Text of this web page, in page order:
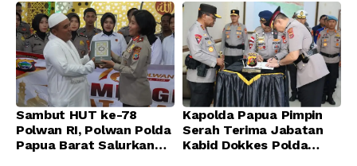
Sambut HUT ke-78
Polwan RI, Polwan Polda
Papua Barat Salurkan
Kapolda Papua Pimpin
Serah Terima Jabatan
Kabid Dokkes Polda